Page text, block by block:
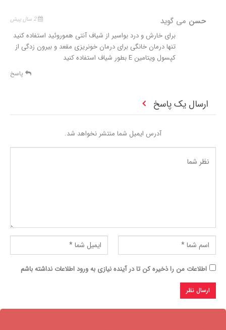
حسن می گوید 2 سال پیش
برای خارش و درد بواسیر از شیاف آنتی هموروئید استفاده کنید
تنها درمان خانگی برای درمان خونریزی مقعد و بیرون زدگی از
کپسول ویتامین E بطور شیاف استفاده کنید
پاسخ
ارسال یک پاسخ
آدرس ایمیل شما منتشر نخواهد شد.
اطلاعات من را ذخیره کن تا در آینده نیازی به ورود اطلاعات نداشته باشم